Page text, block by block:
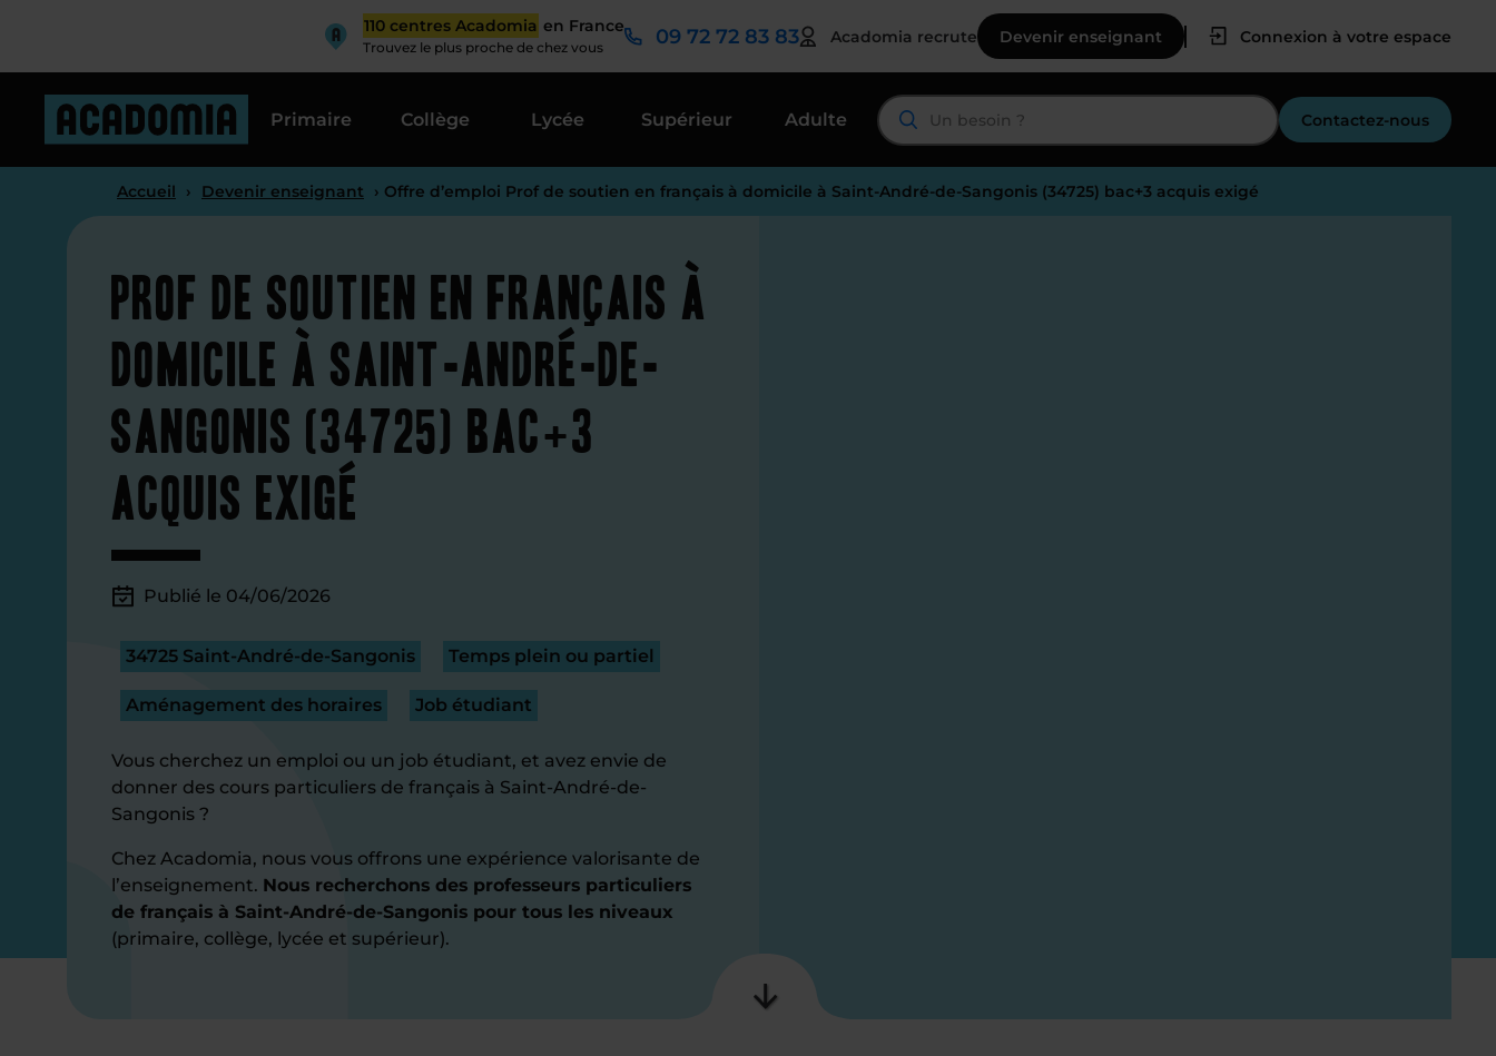
110 centres Acadomia en France
Trouvez le plus proche de chez vous 09 72 72 83 83 Acadomia recrute Devenir enseignant Connexion à votre espace
Primaire Collège Lycée Supérieur Adulte Contactez-nous
Accueil › Devenir enseignant › Offre d’emploi Prof de soutien en français à domicile à Saint-André-de-Sangonis (34725) bac+3 acquis exigé
Prof de soutien en français à
domicile à Saint-André-de-
Sangonis (34725) bac+3
acquis exigé
Publié le 04/06/2026
34725 Saint-André-de-Sangonis Temps plein ou partiel
Aménagement des horaires Job étudiant
Vous cherchez un emploi ou un job étudiant, et avez envie de
donner des cours particuliers de français à Saint-André-de-
Sangonis ?
Chez Acadomia, nous vous offrons une expérience valorisante de
l’enseignement. Nous recherchons des professeurs particuliers
de français à Saint-André-de-Sangonis pour tous les niveaux
(primaire, collège, lycée et supérieur).